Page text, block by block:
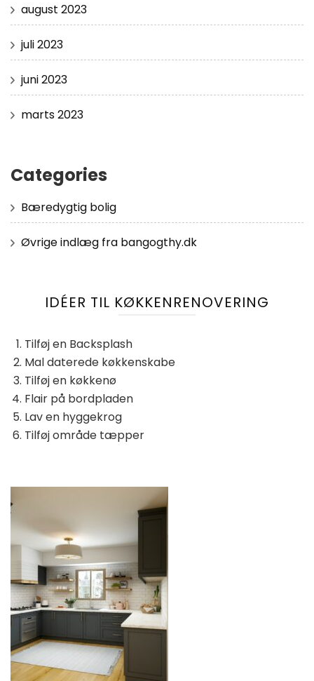
august 2023
juli 2023
juni 2023
marts 2023
Categories
Bæredygtig bolig
Øvrige indlæg fra bangogthy.dk
IDÉER TIL KØKKENRENOVERING
Tilføj en Backsplash
Mal daterede køkkenskabe
Tilføj en køkkenø
Flair på bordpladen
Lav en hyggekrog
Tilføj område tæpper